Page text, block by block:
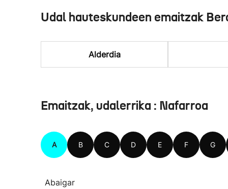
Udal hauteskundeen emaitzak
Alderdia
Emaitzak, udalerrika : Nafarroa
A B C D E F G
Abaigar